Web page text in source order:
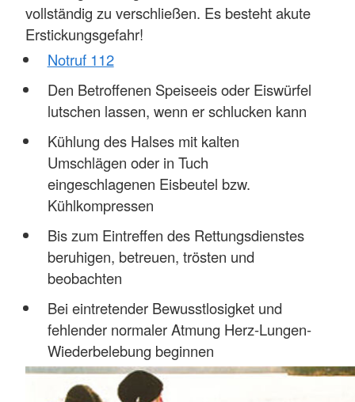
vollständig zu verschließen. Es besteht akute
Erstickungsgefahr!
Notruf 112
Den Betroffenen Speiseeis oder Eiswürfel
lutschen lassen, wenn er schlucken kann
Kühlung des Halses mit kalten
Umschlägen oder in Tuch
eingeschlagenen Eisbeutel bzw.
Kühlkompressen
Bis zum Eintreffen des Rettungsdienstes
beruhigen, betreuen, trösten und
beobachten
Bei eintretender Bewusstlosigket und
fehlender normaler Atmung Herz-Lungen-
Wiederbelebung beginnen